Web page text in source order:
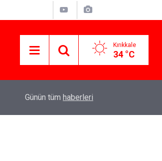
Kırıkkale
34 °C
MKE’nin Yerli Savunma Teknolojileri Dünya
Günün tüm haberleri